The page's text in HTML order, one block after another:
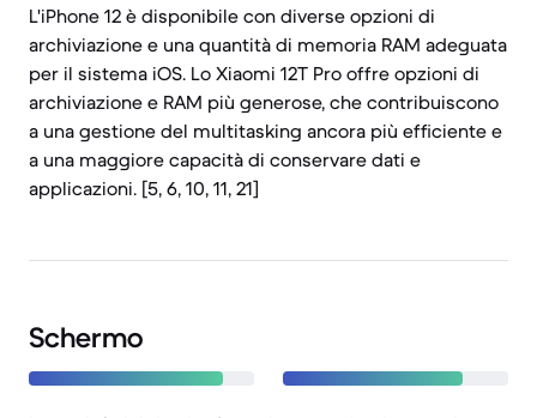
L'iPhone 12 è disponibile con diverse opzioni di
archiviazione e una quantità di memoria RAM adeguata
per il sistema iOS. Lo Xiaomi 12T Pro offre opzioni di
archiviazione e RAM più generose, che contribuiscono
a una gestione del multitasking ancora più efficiente e
a una maggiore capacità di conservare dati e
applicazioni. [5, 6, 10, 11, 21]
Schermo